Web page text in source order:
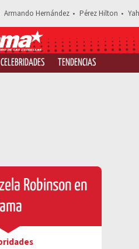
Armando Hernández Pérez Hilton
CELEBRIDADES TENDENCIAS
Robinson en